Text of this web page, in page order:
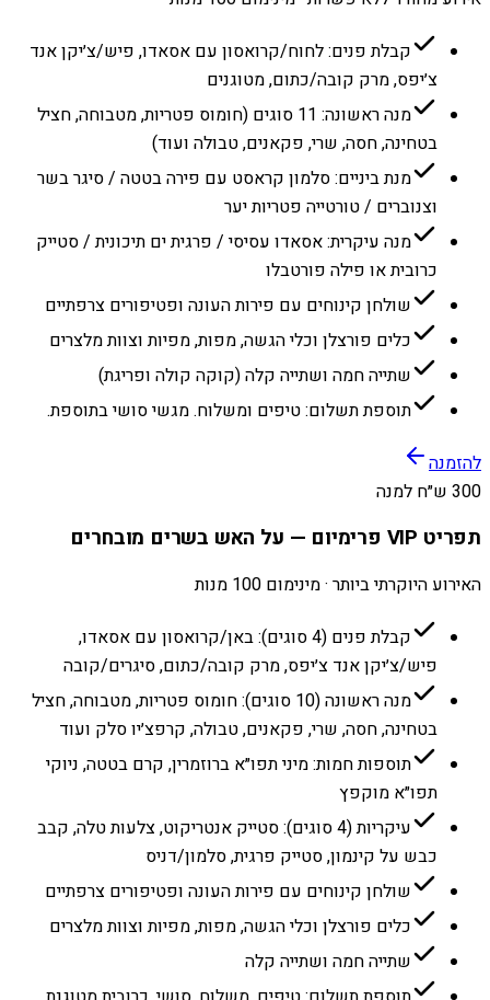
קבלת פנים: לחוח/קרואסון עם אסאדו, פיש/צ׳יקן אנד
צ׳יפס, מרק קובה/כתום, מטוגנים
מנה ראשונה: 11 סוגים (חומוס פטריות, מטבוחה, חציל
בטחינה, חסה, שרי, פקאנים, טבולה ועוד)
מנת ביניים: סלמון קראסט עם פירה בטטה / סיגר בשר
וצנוברים / טורטייה פטריות יער
מנה עיקרית: אסאדו עסיסי / פרגית ים תיכונית / סטייק
כרובית או פילה פורטבלו
שולחן קינוחים עם פירות העונה ופטיפורים צרפתיים
כלים פורצלן וכלי הגשה, מפות, מפיות וצוות מלצרים
שתייה חמה ושתייה קלה (קוקה קולה ופריגת)
תוספת תשלום: טיפים ומשלוח. מגשי סושי בתוספת.
להזמנה
300 ש״ח למנה
תפריט VIP פרימיום — על האש בשרים מובחרים
האירוע היוקרתי ביותר · מינימום 100 מנות
קבלת פנים (4 סוגים): באן/קרואסון עם אסאדו,
פיש/צ׳יקן אנד צ׳יפס, מרק קובה/כתום, סיגרים/קובה
מנה ראשונה (10 סוגים): חומוס פטריות, מטבוחה, חציל
בטחינה, חסה, שרי, פקאנים, טבולה, קרפצ׳יו סלק ועוד
תוספות חמות: מיני תפו״א ברוזמרין, קרם בטטה, ניוקי
תפו״א מוקפץ
עיקריות (4 סוגים): סטייק אנטריקוט, צלעות טלה, קבב
כבש על קינמון, סטייק פרגית, סלמון/דניס
שולחן קינוחים עם פירות העונה ופטיפורים צרפתיים
כלים פורצלן וכלי הגשה, מפות, מפיות וצוות מלצרים
שתייה חמה ושתייה קלה